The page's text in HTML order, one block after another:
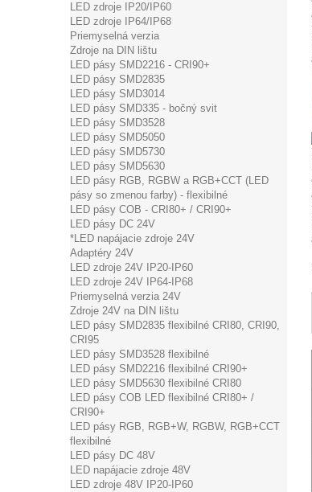
LED zdroje IP20/IP60
LED zdroje IP64/IP68
Priemyselná verzia
Zdroje na DIN lištu
LED pásy SMD2216 - CRI90+
LED pásy SMD2835
LED pásy SMD3014
LED pásy SMD335 - bočný svit
LED pásy SMD3528
LED pásy SMD5050
LED pásy SMD5730
LED pásy SMD5630
LED pásy RGB, RGBW a RGB+CCT (LED
pásy so zmenou farby) - flexibilné
LED pásy COB - CRI80+ / CRI90+
LED pásy DC 24V
*LED napájacie zdroje 24V
Adaptéry 24V
LED zdroje 24V IP20-IP60
LED zdroje 24V IP64-IP68
Priemyselná verzia 24V
Zdroje 24V na DIN lištu
LED pásy SMD2835 flexibilné CRI80, CRI90,
CRI95
LED pásy SMD3528 flexibilné
LED pásy SMD2216 flexibilné CRI90+
LED pásy SMD5630 flexibilné CRI80
LED pásy COB LED flexibilné CRI80+ /
CRI90+
LED pásy RGB, RGB+W, RGBW, RGB+CCT
flexibilné
LED pásy DC 48V
LED napájacie zdroje 48V
LED zdroje 48V IP20-IP60